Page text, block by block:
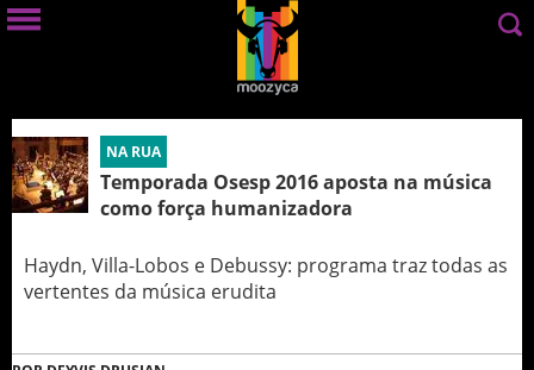
NA RUA
Temporada Osesp 2016 aposta na música
como força humanizadora
Haydn, Villa-Lobos e Debussy: programa traz todas as
vertentes da música erudita